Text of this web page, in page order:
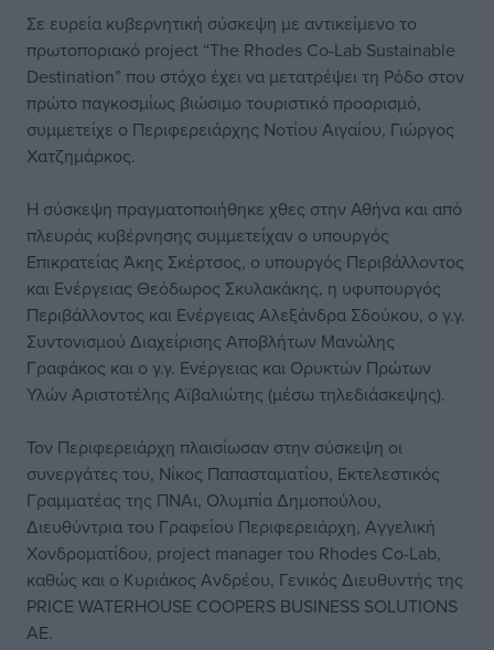
Σε ευρεία κυβερνητική σύσκεψη με αντικείμενο το
πρωτοποριακό project “The Rhodes Co-Lab Sustainable
Destination” που στόχο έχει να μετατρέψει τη Ρόδο στον
πρώτο παγκοσμίως βιώσιμο τουριστικό προορισμό,
συμμετείχε ο Περιφερειάρχης Νοτίου Αιγαίου, Γιώργος
Χατζημάρκος.
Η σύσκεψη πραγματοποιήθηκε χθες στην Αθήνα και από
πλευράς κυβέρνησης συμμετείχαν ο υπουργός
Επικρατείας Άκης Σκέρτσος, ο υπουργός Περιβάλλοντος
και Ενέργειας Θεόδωρος Σκυλακάκης, η υφυπουργός
Περιβάλλοντος και Ενέργειας Αλεξάνδρα Σδούκου, ο γ.γ.
Συντονισμού Διαχείρισης Αποβλήτων Μανώλης
Γραφάκος και ο γ.γ. Ενέργειας και Ορυκτών Πρώτων
Υλών Αριστοτέλης Αϊβαλιώτης (μέσω τηλεδιάσκεψης).
Τον Περιφερειάρχη πλαισίωσαν στην σύσκεψη οι
συνεργάτες του, Νίκος Παπασταματίου, Εκτελεστικός
Γραμματέας της ΠΝΑι, Ολυμπία Δημοπούλου,
Διευθύντρια του Γραφείου Περιφερειάρχη, Αγγελική
Χονδροματίδου, project manager του Rhodes Co-Lab,
καθώς και ο Κυριάκος Ανδρέου, Γενικός Διευθυντής της
PRICE WATERHOUSE COOPERS BUSINESS SOLUTIONS
ΑΕ.